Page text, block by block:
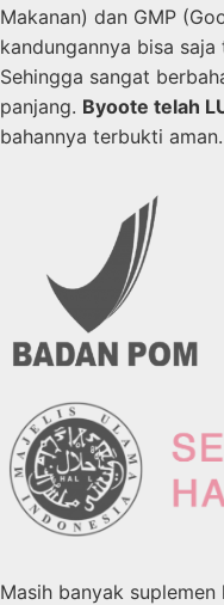
Makanan) dan GMP
kandungannya bisa
Sehingga sangat
panjang. Byoote telah
bahannya terbukti aman.
Masih banyak